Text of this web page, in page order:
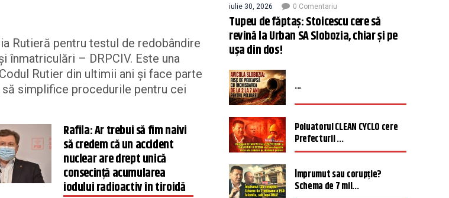
Rutieră pentru testul de redobândire
înmatriculări – DRPCIV. Este una
Rutier din ultimii ani și face parte
simplifice procedurile pentru cei
Rafila: Ar trebui să fim naivi
să credem că un accident
nuclear are drept unică
consecinţă acumularea
iodului radioactiv în tiroidă
iulie 30, 2026 0 Comentariu
Tupeu de făptaș: Stoicescu cere să
revină la Urban SA Slobozia, chiar și pe
ușa din dos!
...
Poluatorul CLEAN CYCLO cere
Prefecturii ...
Împrumut sau corupție?
Schema de 7 mil...